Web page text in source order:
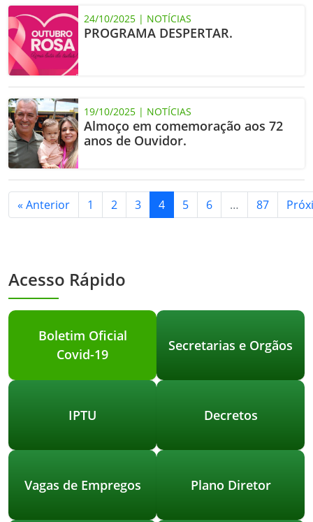
24/10/2025 | NOTÍCIAS
PROGRAMA DESPERTAR.
19/10/2025 | NOTÍCIAS
Almoço em comemoração aos 72
anos de Ouvidor.
« Anterior 1 2 3 4 5 6 … 87
Acesso Rápido
Boletim Oficial
Covid-19
Secretarias e Orgãos
IPTU Decretos
Vagas de Empregos Plano Diretor